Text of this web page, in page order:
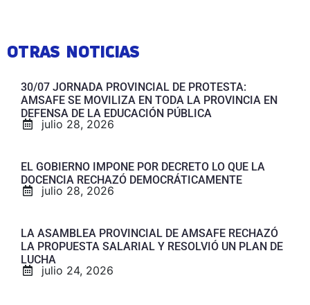
OTRAS NOTICIAS
30/07 JORNADA PROVINCIAL DE PROTESTA:
AMSAFE SE MOVILIZA EN TODA LA PROVINCIA EN
DEFENSA DE LA EDUCACIÓN PÚBLICA
julio 28, 2026
EL GOBIERNO IMPONE POR DECRETO LO QUE LA
DOCENCIA RECHAZÓ DEMOCRÁTICAMENTE
julio 28, 2026
LA ASAMBLEA PROVINCIAL DE AMSAFE RECHAZÓ
LA PROPUESTA SALARIAL Y RESOLVIÓ UN PLAN DE
LUCHA
julio 24, 2026